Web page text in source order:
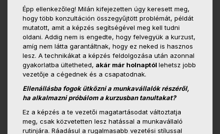
Épp ellenkezőleg! Milán kifejezetten úgy keresett meg,
hogy több konzultáción összegyűjtött problémát, példát
mutatott, amit a képzés segítségével meg kell tudni
oldani. Addig nem is engedte, hogy felvegyük a kurzust,
amíg nem látta garantáltnak, hogy ez neked is hasznos
lesz. A technikákat a képzés feldolgozása után azonnal
gyakorlatba ültetheted, akár már holnaptól lehetsz jobb
vezetője a cégednek és a csapatodnak.
Ellenállásba fogok ütközni a munkavállalók részéről,
ha alkalmazni próbálom a kurzusban tanultakat?
Ez a képzés a te vezetői magatartásodat változtatja
meg, csak közvetetten lesz hatással a munkavállaló
rutinjára. Ráadásul a rugalmasabb vezetési stílussal